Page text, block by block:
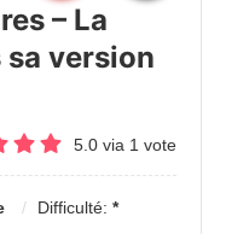
– La
version
5.0 via 1 vote
Difficulté: *